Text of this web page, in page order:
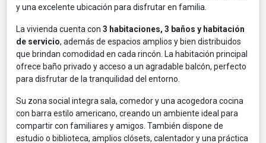
y una excelente ubicación para disfrutar en familia.
La vivienda cuenta con 3 habitaciones, 3 baños y habitación
de servicio, además de espacios amplios y bien distribuidos
que brindan comodidad en cada rincón. La habitación principal
ofrece baño privado y acceso a un agradable balcón, perfecto
para disfrutar de la tranquilidad del entorno.
Su zona social integra sala, comedor y una acogedora cocina
con barra estilo americano, creando un ambiente ideal para
compartir con familiares y amigos. También dispone de
estudio o biblioteca, amplios clósets, calentador y una práctica